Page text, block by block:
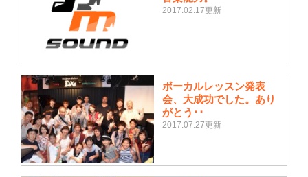
2017.02.17更新
ボーカルレッスン発表
会、大成功でした。あり
がとう･･
2017.07.27更新